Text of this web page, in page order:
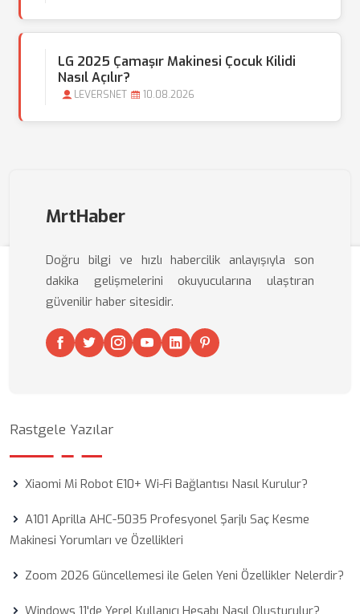
LG 2025 Çamaşır Makinesi Çocuk Kilidi
Nasıl Açılır?
LEVERSNET 10.08.2026
MrtHaber
Doğru bilgi ve hızlı habercilik anlayışıyla son
dakika gelişmelerini okuyucularına ulaştıran
güvenilir haber sitesidir.
Rastgele Yazılar
Xiaomi Mi Robot E10+ Wi-Fi Bağlantısı Nasıl Kurulur?
A101 Aprilla AHC-5035 Profesyonel Şarjlı Saç Kesme
Makinesi Yorumları ve Özellikleri
Zoom 2026 Güncellemesi ile Gelen Yeni Özellikler Nelerdir?
Windows 11'de Yerel Kullanıcı Hesabı Nasıl Oluşturulur?